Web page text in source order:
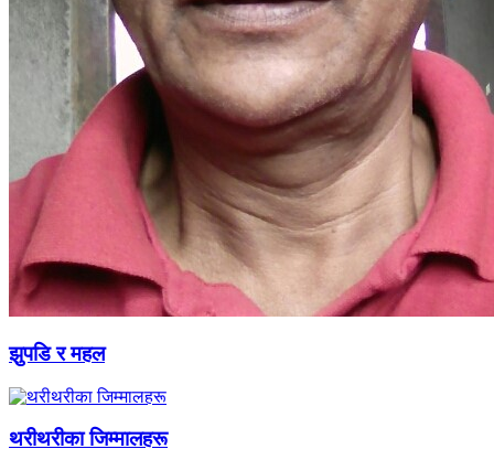
झुपडि र महल
थरीथरीका जिम्मालहरू